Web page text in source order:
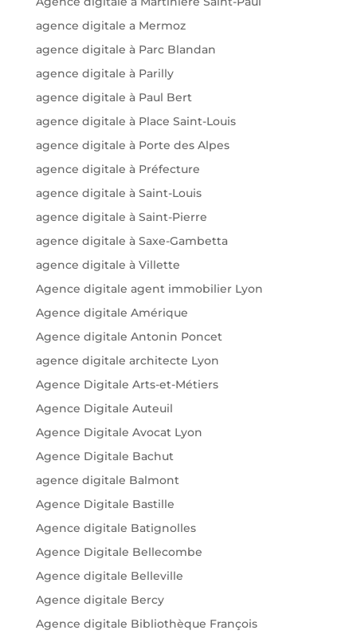
agence digitale a Mermoz
agence digitale à Parc Blandan
agence digitale à Parilly
agence digitale à Paul Bert
agence digitale à Place Saint-Louis
agence digitale à Porte des Alpes
agence digitale à Préfecture
agence digitale à Saint-Louis
agence digitale à Saint-Pierre
agence digitale à Saxe-Gambetta
agence digitale à Villette
Agence digitale agent immobilier Lyon
Agence digitale Amérique
Agence digitale Antonin Poncet
agence digitale architecte Lyon
Agence Digitale Arts-et-Métiers
Agence Digitale Auteuil
Agence Digitale Avocat Lyon
Agence Digitale Bachut
agence digitale Balmont
Agence Digitale Bastille
Agence digitale Batignolles
Agence Digitale Bellecombe
Agence digitale Belleville
Agence digitale Bercy
Agence digitale Bibliothèque François